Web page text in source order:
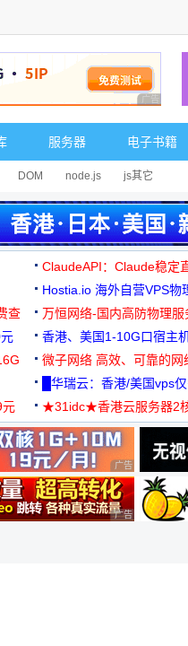
广告 商业
服务器 电子书籍
DOM node.js js其它
ClaudeAPI：Claude稳定
Hostia.io 海外自营VPS物
查
万恒网络-国内高防物理
99元/月起
香港、美国1-10G口宿主
微子网络 高效、可靠的网
█华瑞云：香港/美国vps
★31idc★香港云服务器2
用◆
广告 商业广告，
广告 商业广告，